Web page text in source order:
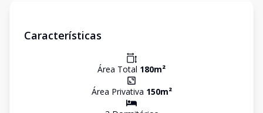
Características
Área Total 180m²
Área Privativa 150m²